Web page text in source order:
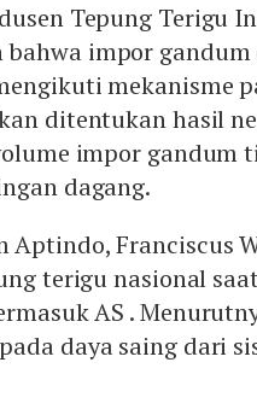
Tepung Terigu
bahwa impor
mekanisme
ditentukan hasil
impor gandum
dagang.
Aptindo, Franciscus
terigu nasional
AS .
daya saing dari